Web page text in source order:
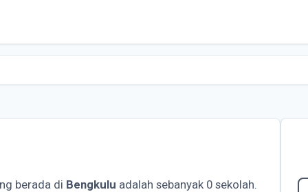
berada di Bengkulu adalah sebanyak 0 sekolah.